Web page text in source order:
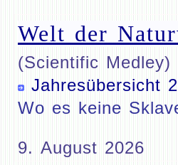
Welt der
(Scientific Medley)
Jahresübersicht
Wo es keine
9. August 2026